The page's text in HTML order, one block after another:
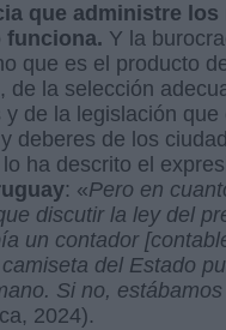
que administre los
funciona. Y la
que es el producto
de la selección
y de la legislación que
deberes de los
ha descrito el
: «Pero en
discutir la ley del
un contador
del Estado
Si no,
2024).